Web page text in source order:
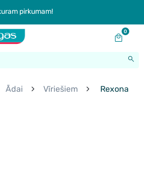
pirkumam!
0
Ādai Vīriešiem
Rexona